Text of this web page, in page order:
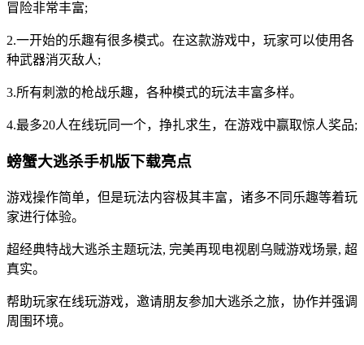
冒险非常丰富;
2.一开始的乐趣有很多模式。在这款游戏中，玩家可以使用各
种武器消灭敌人;
3.所有刺激的枪战乐趣，各种模式的玩法丰富多样。
4.最多20人在线玩同一个，挣扎求生，在游戏中赢取惊人奖品;
螃蟹大逃杀手机版下载亮点
游戏操作简单，但是玩法内容极其丰富，诸多不同乐趣等着玩
家进行体验。
超经典特战大逃杀主题玩法, 完美再现电视剧乌贼游戏场景, 超
真实。
帮助玩家在线玩游戏，邀请朋友参加大逃杀之旅，协作并强调
周围环境。